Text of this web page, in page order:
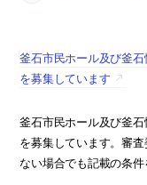
釜石市民ホール及び釜
を募集しています
釜石市民ホール及び釜
を募集しています。審
ない場合でも記載の条件